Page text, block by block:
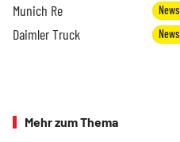
Munich Re News
Daimler Truck News
Mehr zum Thema